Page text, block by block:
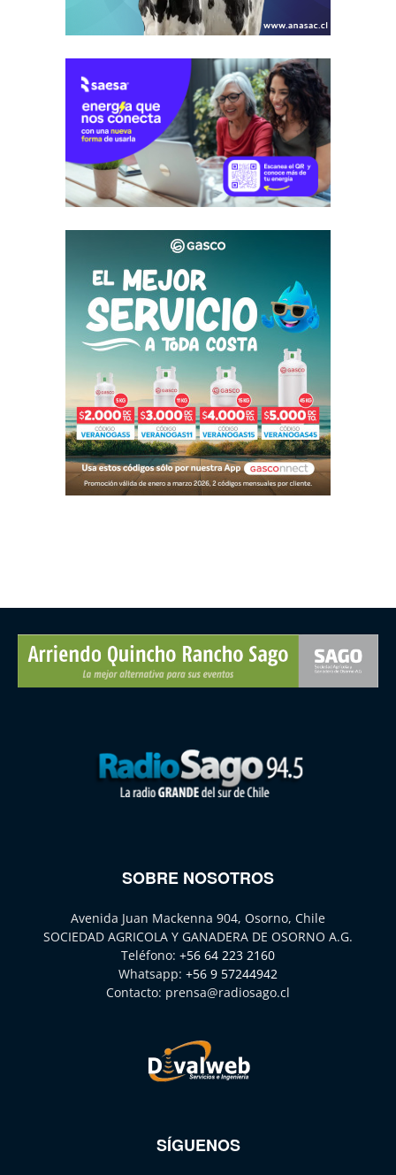
SOBRE NOSOTROS
Avenida Juan Mackenna 904, Osorno, Chile
SOCIEDAD AGRICOLA Y GANADERA DE OSORNO A.G.
Teléfono: +56 64 223 2160
Whatsapp: +56 9 57244942
Contacto: prensa@radiosago.cl
SÍGUENOS